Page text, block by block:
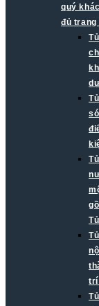
quý
đủ trang
trí